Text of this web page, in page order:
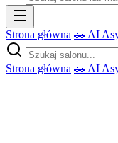
Strona główna 🚗 AI
Strona główna 🚗 AI